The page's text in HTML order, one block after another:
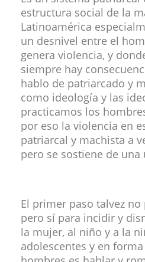
estructura social de la
Latinoamérica
un desnivel entre el
genera violencia, y
siempre hay
hablo de patriarcado y
como ideología y las
practicamos los
por eso la violencia en
patriarcal y machista a
pero se sostiene de una
El primer paso talvez
pero sí para incidir y
la mujer, al niño y a la
adolescentes y en